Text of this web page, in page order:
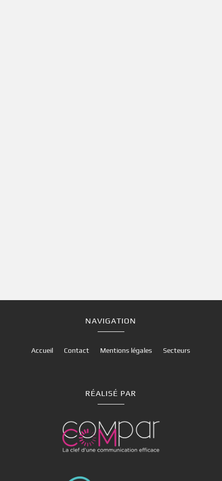
NAVIGATION
Accueil Contact Mentions légales Secteurs
RÉALISÉ PAR